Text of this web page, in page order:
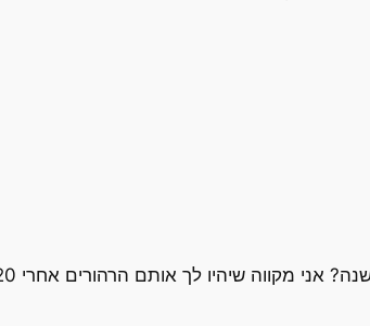
מקווה שיהיו לך אותם הרהורים אחרי 20. הרהורים, כן?